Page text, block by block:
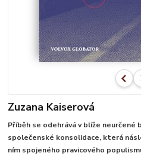
Zuzana Kaiserová
Příběh se odehrává v blíže
společenské konsolidace, která
ním spojeného pravicového